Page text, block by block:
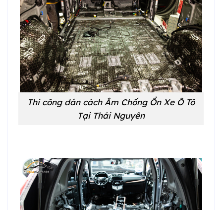
Thi công dán cách Âm Chống Ồn Xe Ô Tô
Tại Thái Nguyên